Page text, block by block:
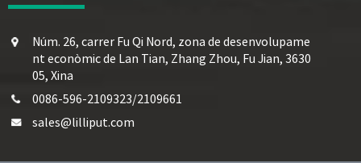
Núm. 26, carrer Fu Qi Nord, zona de desenvolupame
nt econòmic de Lan Tian, ​​Zhang Zhou, Fu Jian, 3630
05, Xina
0086-596-2109323/2109661
sales@lilliput.com